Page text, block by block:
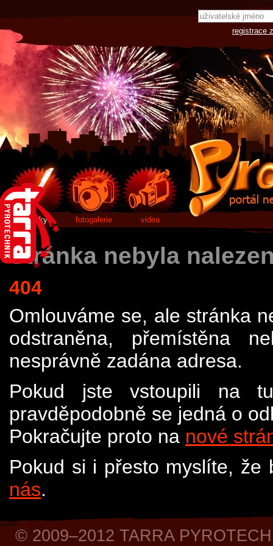
registrace
články fotogalerie videa
Stránka nebyla
404
Omlouváme se, ale stránka
odstraněna, přemístěna
nesprávně zadána adresa.
Pokud jste vstoupili na
pravděpodobně se jedná o
Pokračujte proto na nové
Pokud si i přesto myslíte,
nás.
© 2009–2012 TARRA